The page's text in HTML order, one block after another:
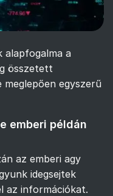
alapfogalma a
összetett
egyszerű
emberi példán
az emberi agy
idegsejtek
az információkat.